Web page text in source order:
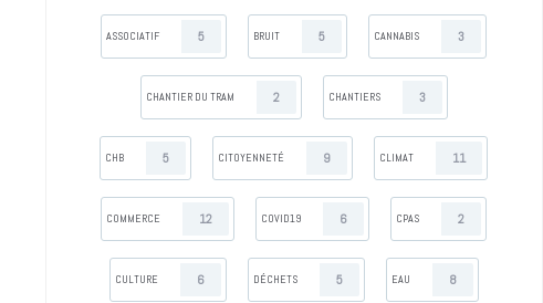
ASSOCIATIF 5 BRUIT 5 CANNABIS 3
CHANTIER DU TRAM 2 CHANTIERS 3
CHB 5 CITOYENNETÉ 9 CLIMAT 11
COMMERCE 12 COVID19 6 CPAS 2
CULTURE 6 DÉCHETS 5 EAU 8